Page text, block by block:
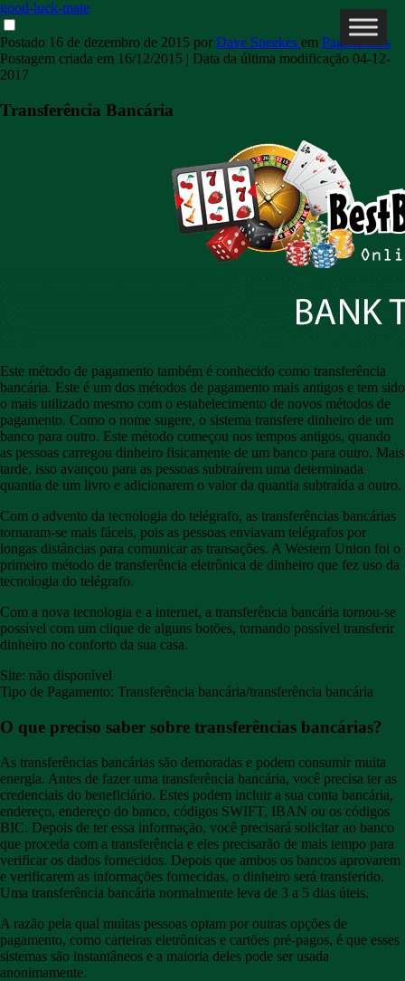
good-luck-mate
Postado 16 de dezembro de 2015 por Dave Sneekes em Pagamentos
Postagem criada em 16/12/2015 | Data da última modificação 04-12-
2017
Transferência Bancária
Este método de pagamento também é conhecido como transferência
bancária. Este é um dos métodos de pagamento mais antigos e tem sido
o mais utilizado mesmo com o estabelecimento de novos métodos de
pagamento. Como o nome sugere, o sistema transfere dinheiro de um
banco para outro. Este método começou nos tempos antigos, quando
as pessoas carregou dinheiro fisicamente de um banco para outro. Mais
tarde, isso avançou para as pessoas subtraírem uma determinada
quantia de um livro e adicionarem o valor da quantia subtraída a outro.
Com o advento da tecnologia do telégrafo, as transferências bancárias
tornaram-se mais fáceis, pois as pessoas enviavam telégrafos por
longas distâncias para comunicar as transações. A Western Union foi o
primeiro método de transferência eletrônica de dinheiro que fez uso da
tecnologia do telégrafo.
Com a nova tecnologia e a internet, a transferência bancária tornou-se
possível com um clique de alguns botões, tornando possível transferir
dinheiro no conforto da sua casa.
Site: não disponível
Tipo de Pagamento: Transferência bancária/transferência bancária
O que preciso saber sobre transferências bancárias?
As transferências bancárias são demoradas e podem consumir muita
energia. Antes de fazer uma transferência bancária, você precisa ter as
credenciais do beneficiário. Estes podem incluir a sua conta bancária,
endereço, endereço do banco, códigos SWIFT, IBAN ou os códigos
BIC. Depois de ter essa informação, você precisará solicitar ao banco
que proceda com a transferência e eles precisarão de mais tempo para
verificar os dados fornecidos. Depois que ambos os bancos aprovarem
e verificarem as informações fornecidas, o dinheiro será transferido.
Uma transferência bancária normalmente leva de 3 a 5 dias úteis.
A razão pela qual muitas pessoas optam por outras opções de
pagamento, como carteiras eletrônicas e cartões pré-pagos, é que esses
sistemas são instantâneos e a maioria deles pode ser usada
anonimamente.